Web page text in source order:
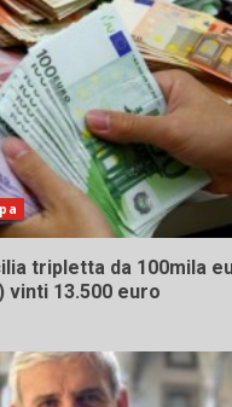
tripletta da 100mila
vinti 13.500 euro